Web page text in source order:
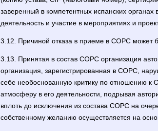
заверенный в компетентных испанских
деятельность и участие в мероприятиях и
3.12. Причиной отказа в приеме в СОРС может
3.13. Принятая в состав СОРС организация
организация, зарегистрированная в СОРС,
себе необоснованную критику по отношению к
атмосферу в его деятельности, подрывая
вплоть до исключения из состава СОРС на
собственному желанию осуществляется на